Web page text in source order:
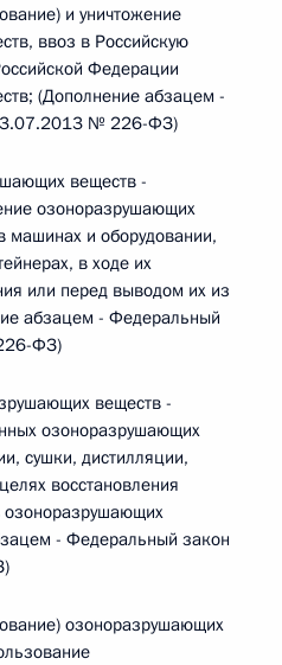
и уничтожение
ввоз в Российскую
Федерации
(Дополнение абзацем -
№ 226-ФЗ)
веществ -
озоноразрушающих
машинах и оборудовании,
в ходе их
или перед выводом их из
абзацем - Федеральный
ФЗ)
веществ -
озоноразрушающих
сушки, дистилляции,
восстановления
озоноразрушающих
- Федеральный закон
озоноразрушающих